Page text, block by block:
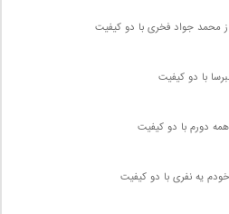
محمد جواد فخری با دو کیفیت
با دو کیفیت
دورم با دو کیفیت
یه نفری با دو کیفیت